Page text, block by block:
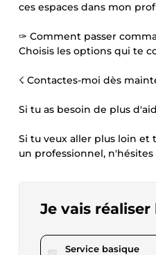
ces espaces dans mon
✑ Comment passer
Choisis les options qui te
☇ Contactes-moi dès
Si tu as besoin de plus
Si tu veux aller plus loin
un professionnel,
Je vais
Service basique